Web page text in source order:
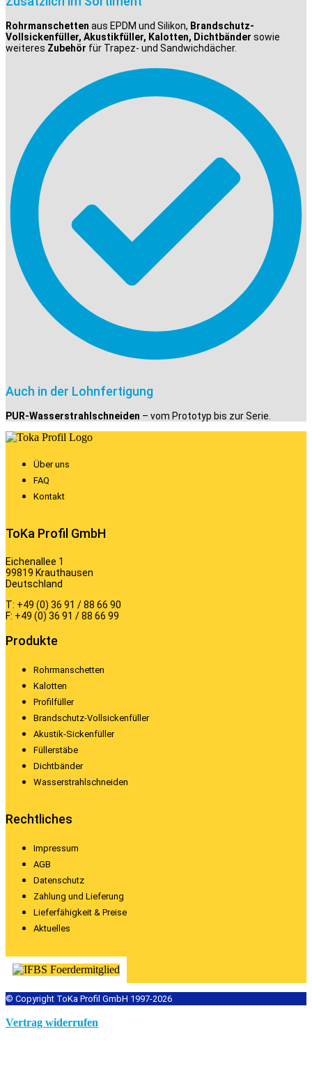
Rohrmanschetten aus EPDM und Silikon, Brandschutz-
Vollsickenfüller, Akustikfüller, Kalotten, Dichtbänder sowie
weiteres Zubehör für Trapez- und Sandwichdächer.
Auch in der Lohnfertigung
PUR-Wasserstrahlschneiden – vom Prototyp bis zur Serie.
Über uns
FAQ
Kontakt
ToKa Profil GmbH
Eichenallee 1
99819 Krauthausen
Deutschland
T: +49 (0) 36 91 / 88 66 90
F: +49 (0) 36 91 / 88 66 99
Produkte
Rohrmanschetten
Kalotten
Profilfüller
Brandschutz-Vollsickenfüller
Akustik-Sickenfüller
Füllerstäbe
Dichtbänder
Wasserstrahlschneiden
Rechtliches
Impressum
AGB
Datenschutz
Zahlung und Lieferung
Lieferfähigkeit & Preise
Aktuelles
© Copyright ToKa Profil GmbH 1997-2026
Vertrag widerrufen